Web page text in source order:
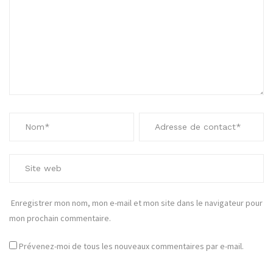
Enregistrer mon nom, mon e-mail et mon site dans le navigateur pour
mon prochain commentaire.
Prévenez-moi de tous les nouveaux commentaires par e-mail.